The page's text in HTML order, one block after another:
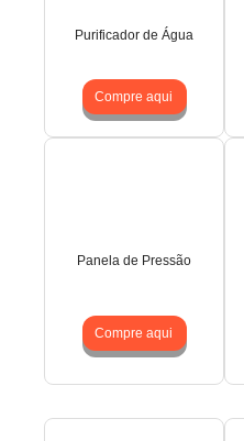
Purificador de Água
Compre aqui
Panela de Pressão
Compre aqui